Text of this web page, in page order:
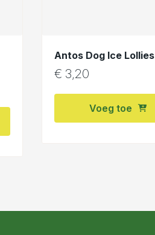
Antos Dog Ice Lollies
€ 3,20
Voeg toe